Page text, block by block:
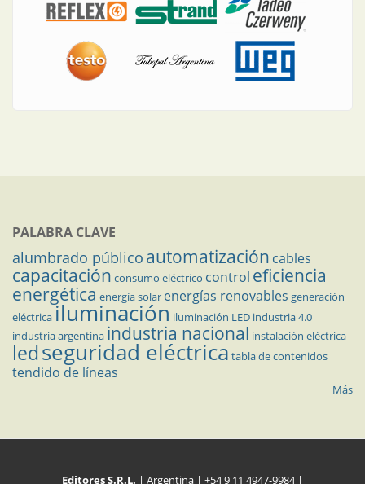
PALABRA CLAVE
alumbrado público automatización cables
capacitación consumo eléctrico control eficiencia
energética energía solar energías renovables generación
eléctricailuminación iluminación LED industria 4.0
industria argentina industria nacional instalación eléctrica
ledseguridad eléctrica tabla de contenidos
tendido de líneas
Más
Editores S.R.L. | Argentina | +54 9 11 4947-9984 |